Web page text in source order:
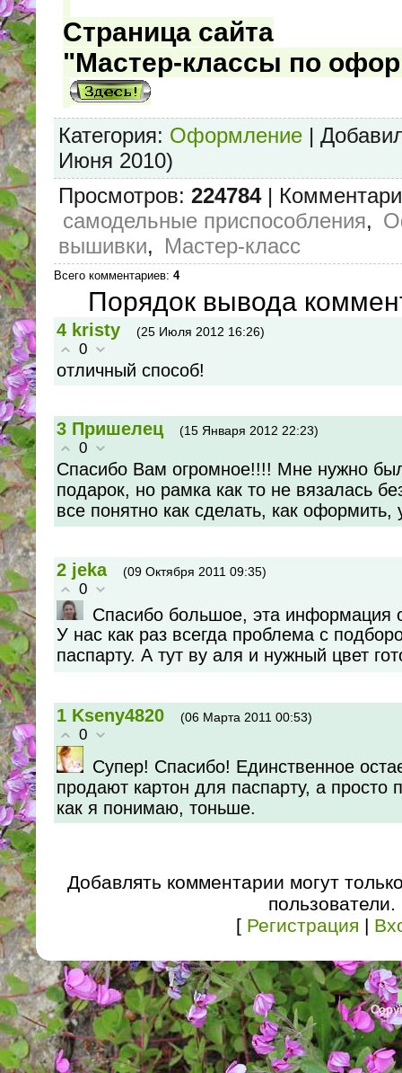
Страница сайта
"Мастер-классы по
Категория: Оформление |
Июня 2010)
Просмотров: 224784|
самодельные приспособления,
вышивки, Мастер-класс
Всего комментариев: 4
Порядок вывода
4 kristy (25 Июля 2012 16:26)
0
отличный способ!
3 Пришелец (15 Января 2012 22:23)
0
Спасибо Вам огромное!!!! Мне нужно
подарок, но рамка как то не вязалась
все понятно как сделать, как
2 jeka (09 Октября 2011 09:35)
0
Спасибо большое, эта информация
У нас как раз всегда проблема с
паспарту. А тут ву аля и нужный цвет
1 Kseny4820 (06 Марта 2011 00:53)
0
Супер! Спасибо! Единственное
продают картон для паспарту, а просто
как я понимаю, тоньше.
Добавлять комментарии могут
пользователи.
[ Регистрация |